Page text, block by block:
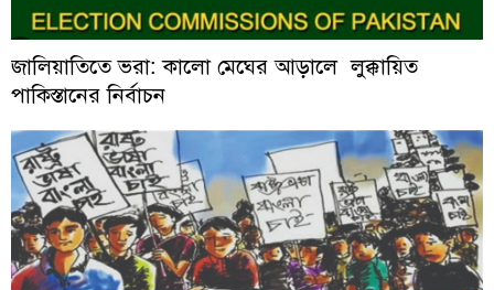
জালিয়াতিতে ভরা: কালো মেঘের আড়ালে লুক্কায়িত
পাকিস্তানের নির্বাচন